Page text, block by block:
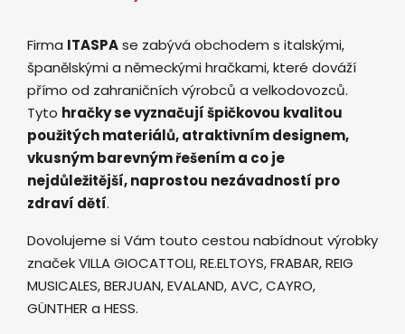
Firma ITASPAse zabývá obchodem s italskými,
španělskými a německými hračkami, které dováží
přímo od zahraničních výrobců a velkodovozců.
Tyto hračky se vyznačují špičkovou kvalitou
použitých materiálů, atraktivním designem,
vkusným barevným řešením a co je
nejdůležitější, naprostou nezávadností pro
zdraví dětí.
Dovolujeme si Vám touto cestou nabídnout výrobky
značek VILLA GIOCATTOLI, RE.ELTOYS, FRABAR, REIG
MUSICALES, BERJUAN, EVALAND, AVC, CAYRO,
GÜNTHER a HESS.